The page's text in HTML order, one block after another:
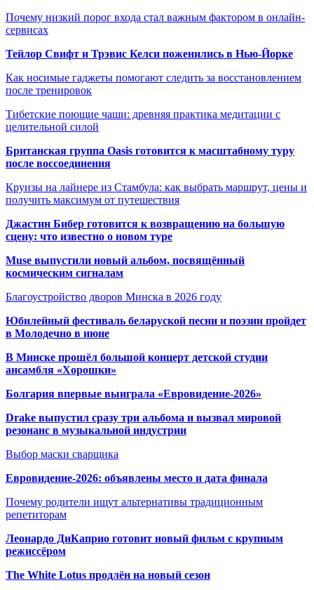
Почему низкий порог входа стал важным фактором в онлайн-
сервисах
Тейлор Свифт и Трэвис Келси поженились в Нью-Йорке
Как носимые гаджеты помогают следить за восстановлением
после тренировок
Тибетские поющие чаши: древняя практика медитации с
целительной силой
Британская группа Oasis готовится к масштабному туру
после воссоединения
Круизы на лайнере из Стамбула: как выбрать маршрут, цены и
получить максимум от путешествия
Джастин Бибер готовится к возвращению на большую
сцену: что известно о новом туре
Muse выпустили новый альбом, посвящённый
космическим сигналам
Благоустройство дворов Минска в 2026 году
Юбилейный фестиваль беларуской песни и поэзии пройдет
в Молодечно в июне
В Минске прошёл большой концерт детской студии
ансамбля «Хорошки»
Болгария впервые выиграла «Евровидение-2026»
Drake выпустил сразу три альбома и вызвал мировой
резонанс в музыкальной индустрии
Выбор маски сварщика
Евровидение-2026: объявлены место и дата финала
Почему родители ищут альтернативы традиционным
репетиторам
Леонардо ДиКаприо готовит новый фильм с крупным
режиссёром
The White Lotus продлён на новый сезон